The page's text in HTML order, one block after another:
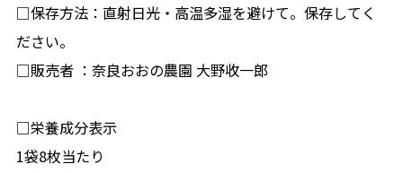
□保存方法：直射日光・高温多湿を避けて。保存してく
ださい。
□販売者 ：奈良おおの農園 大野收一郎
□栄養成分表示
1袋8枚当たり